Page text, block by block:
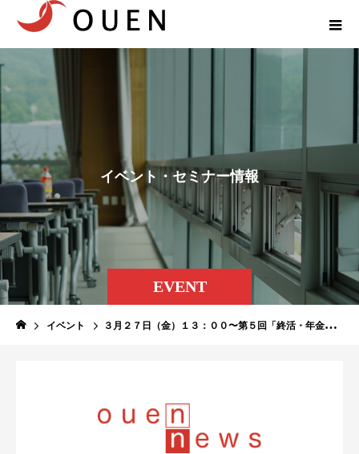
EVENT
イベン ト ・セミナー情報
イベント ３月２７日（金）１３：００〜第５回「終活・年金セミナー」開催：セカンドライフの準備・進め方についてお伝えします。